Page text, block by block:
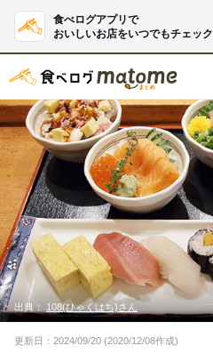
食べログアプリで
おいしいお店をいつでもチェック
出典： 108(ひゃくはち)さん
更新日：2024/09/20 (2020/12/08作成)